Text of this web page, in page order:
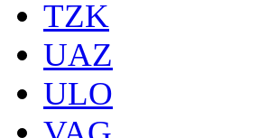
TZK
UAZ
ULO